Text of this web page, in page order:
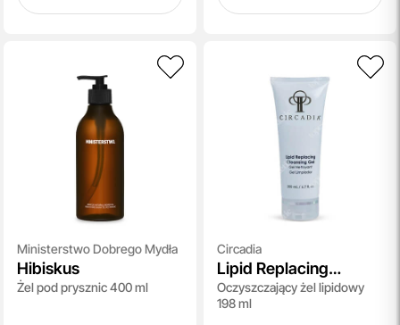
Ministerstwo Dobrego Mydła
Hibiskus
Żel pod prysznic 400 ml
Circadia
Lipid Replacing
Cleansing Gel
Oczyszczający żel lipidowy
198 ml